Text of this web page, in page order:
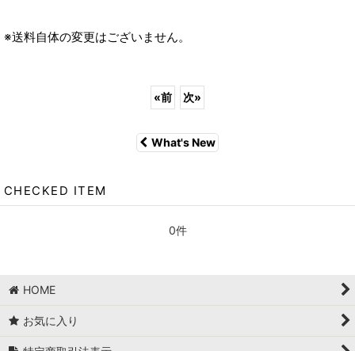
※送料自体の変更はございません。
«前 次»
What's New
CHECKED ITEM
0件
HOME
お気に入り